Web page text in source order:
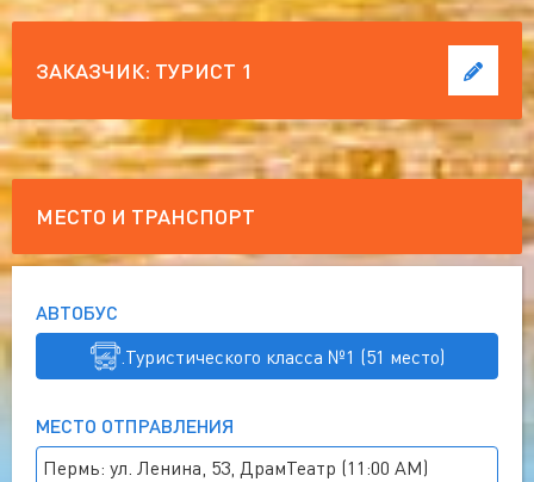
ЗАКАЗЧИК: ТУРИСТ 1
МЕСТО И ТРАНСПОРТ
АВТОБУС
.Туристического класса №1 (51 место)
МЕСТО ОТПРАВЛЕНИЯ
Пермь: ул. Ленина, 53, ДрамТеатр (11:00 AM)